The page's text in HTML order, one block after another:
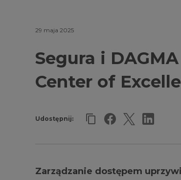
29 maja 2025
Segura i
Center of
Udostępnij:
Zarządzanie dostępem